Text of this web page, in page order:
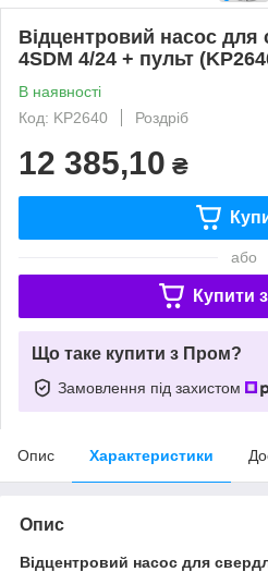
Відцентровий насос
4SDM 4/24 + пульт
В наявності
Код: KP2640
Роздріб
12 385,10 ₴
або
Купити з
Що таке купити з Пром?
Замовлення під захистом
Опис Характеристики
Опис
Відцентровий насос для